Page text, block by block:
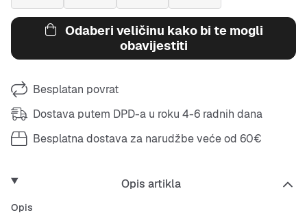
Odaberi veličinu kako bi te mogli
obavijestiti
Besplatan povrat
Dostava putem DPD-a u roku 4-6 radnih dana
Besplatna dostava za narudžbe veće od 60€
Opis artikla
Opis